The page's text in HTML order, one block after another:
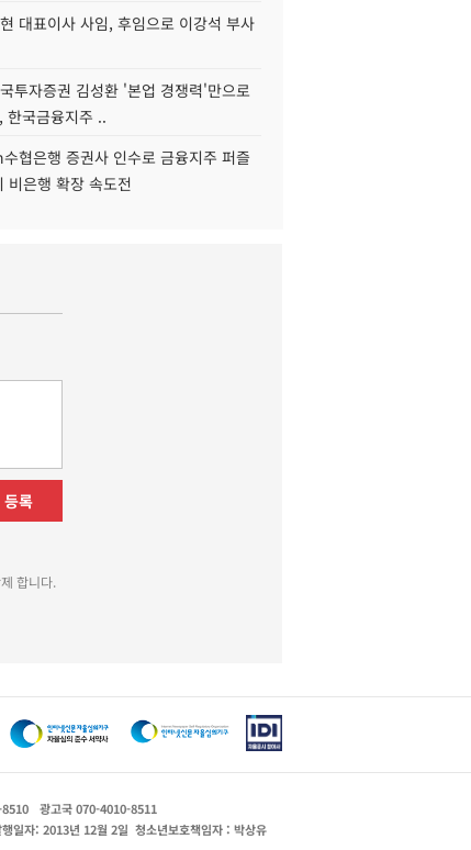
대표이사 사임, 후임으로 이강석 부사
투자증권 김성환 '본업 경쟁력'만으로
한국금융지주 ..
협은행 증권사 인수로 금융지주 퍼즐
비은행 확장 속도전
등록
합니다.
광고국 070-4010-8511
일자: 2013년 12월 2일 청소년보호책임자 : 박상유